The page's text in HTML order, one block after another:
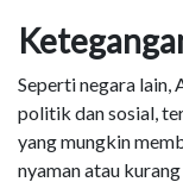
Seperti negara lain,
politik dan sosial,
yang mungkin
nyaman atau kurang